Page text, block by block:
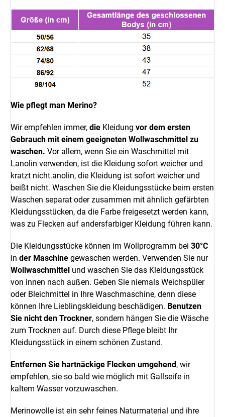
Wie pflegt man Merino?
Wir empfehlen immer, die Kleidung vor dem ersten
Gebrauch mit einem geeigneten Wollwaschmittel zu
waschen. Vor allem, wenn Sie ein Waschmittel mit
Lanolin verwenden, ist die Kleidung sofort weicher und
kratzt nicht.anolin, die Kleidung ist sofort weicher und
beißt nicht. Waschen Sie die Kleidungsstücke beim ersten
Waschen separat oder zusammen mit ähnlich gefärbten
Kleidungsstücken, da die Farbe freigesetzt werden kann,
was zu Flecken auf andersfarbiger Kleidung führen kann.
Die Kleidungsstücke können im Wollprogramm bei 30°C
in der Maschine gewaschen werden. Verwenden Sie nur
Wollwaschmittel und waschen Sie das Kleidungsstück
von innen nach außen. Geben Sie niemals Weichspüler
oder Bleichmittel in Ihre Waschmaschine, denn diese
können Ihre Lieblingskleidung beschädigen. Benutzen
Sie nicht den Trockner, sondern hängen Sie die Wäsche
zum Trocknen auf. Durch diese Pflege bleibt Ihr
Kleidungsstück in einem schönen Zustand.
Entfernen Sie hartnäckige Flecken umgehend, wir
empfehlen, sie so bald wie möglich mit Gallseife in
kaltem Wasser vorzuwaschen.
Merinowolle ist ein sehr feines Naturmaterial und ihre